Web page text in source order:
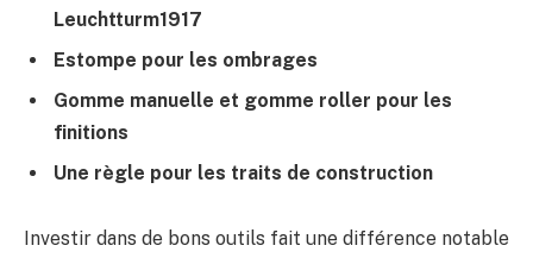
Leuchtturm1917
Estompe pour les ombrages
Gomme manuelle et gomme roller pour les
finitions
Une règle pour les traits de construction
Investir dans de bons outils fait une différence notable